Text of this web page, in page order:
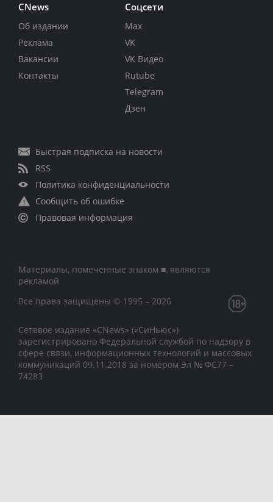
CNews
Об издании
Реклама
Вакансии
Контакты
Соцсети
Max
VK
VK Видео
Rutube
Telegram
Дзен
Быстрая подписка на новости
RSS
Политика конфиденциальности
Сообщить об ошибке
Правовая информация
Материалы, помеченные знаком ■, являются
рекламой
Все права защищены © 1995 – 2026
Сетевое издание «CNews» («СиНьюс»)
зарегистрировано Федеральной службой по надзору в
сфере связи, информационных технологий и массовых
коммуникаций 09.11.2018 за номером Эл № ФС77 –
74283